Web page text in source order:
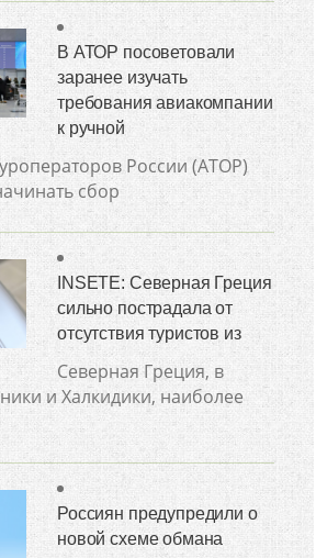
В АТОР посоветовали
заранее изучать
требования авиакомпании
к ручной
России (АТОР)
сбор
INSETE: Северная Греция
сильно пострадала от
отсутствия туристов из
Северная Греция, в
и Халкидики, наиболее
Россиян предупредили о
новой схеме обмана